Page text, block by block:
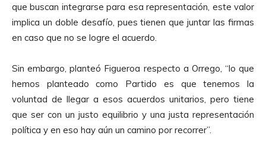
que buscan integrarse para esa representación, este valor
implica un doble desafío, pues tienen que juntar las firmas
en caso que no se logre el acuerdo.
Sin embargo, planteó Figueroa respecto a Orrego, “lo que
hemos planteado como Partido es que tenemos la
voluntad de llegar a esos acuerdos unitarios, pero tiene
que ser con un justo equilibrio y una justa representación
política y en eso hay aún un camino por recorrer”.